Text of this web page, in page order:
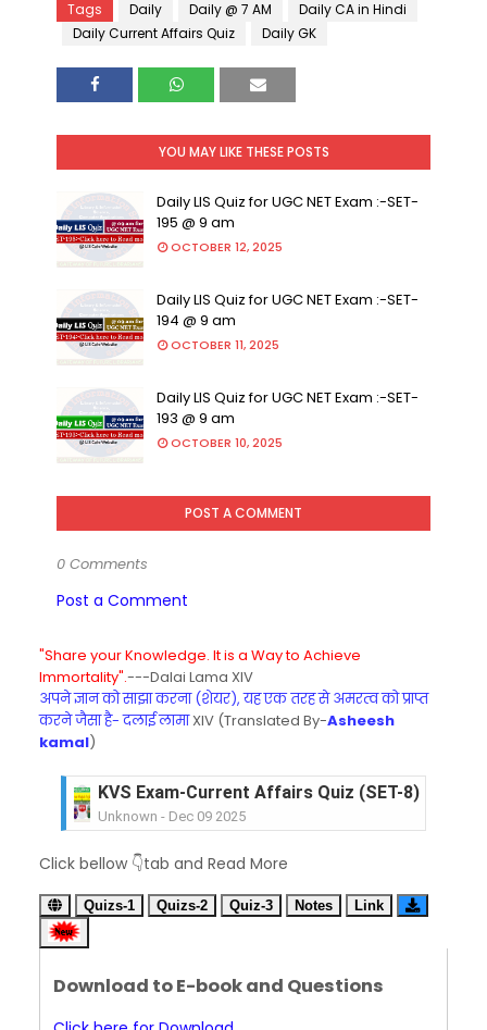
Tags Daily Daily @ 7 AM
Daily CA in Hindi
Daily Current Affairs Quiz
Daily GK
YOU MAY LIKE THESE POSTS
Daily LIS Quiz for UGC NET Exam :-SET-
195 @ 9 am
OCTOBER 12, 2025
Daily LIS Quiz for UGC NET Exam :-SET-
194 @ 9 am
OCTOBER 11, 2025
Daily LIS Quiz for UGC NET Exam :-SET-
193 @ 9 am
OCTOBER 10, 2025
POST A COMMENT
0 Comments
Post a Comment
"Share your Knowledge. It is a Way to Achieve
Immortality".---Dalai Lama XIV
अपने ज्ञान को साझा करना (शेयर), यह एक तरह से अमरत्व को प्राप्त
करने जैसा है- दलाई लामाXIV (Translated By-Asheesh
kamal)
KVS Exam-Current Affairs Quiz (SET-8) in
Unknown - Dec 09 2025
Unknown- Dec 08 2025
KVS Exam-Current Affairs Quiz (SET-6) in
Unknown-Dec 07 2025
KVS Exam-Current Affairs Quiz (SET-4) in
Click bellow 👇tab and Read More
Quizs-1 Quizs-2 Quiz-3 Notes Link
Download to E-book and Questions